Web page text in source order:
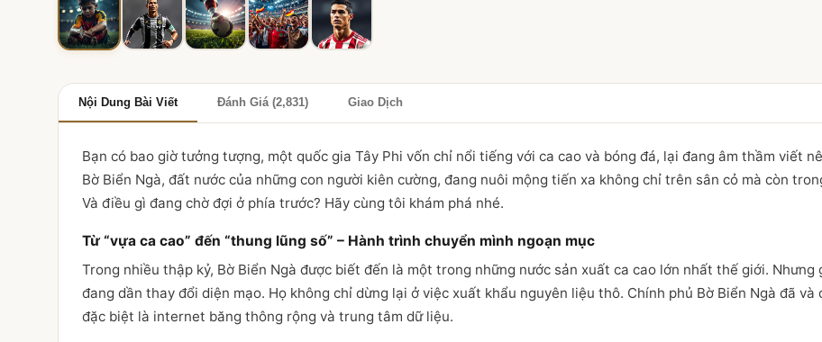
Nội Dung Bài Viết Đánh Giá (2,831) Giao Dịch
Bạn có bao giờ tưởng tượng, một quốc gia Tây Phi vốn chỉ nổi tiếng với ca cao và bóng đá, lại đang âm thầm viết
Bờ Biển Ngà, đất nước của những con người kiên cường, đang nuôi mộng tiến xa không chỉ trên sân cỏ mà còn
Và điều gì đang chờ đợi ở phía trước? Hãy cùng tôi khám phá nhé.
Từ “vựa ca cao” đến “thung lũng số” – Hành trình chuyển mình ngoạn mục
Trong nhiều thập kỷ, Bờ Biển Ngà được biết đến là một trong những nước sản xuất ca cao lớn nhất thế giới.
đang dần thay đổi diện mạo. Họ không chỉ dừng lại ở việc xuất khẩu nguyên liệu thô. Chính phủ Bờ Biển Ngà đã
đặc biệt là internet băng thông rộng và trung tâm dữ liệu.